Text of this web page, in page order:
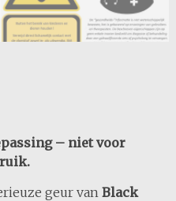
– niet voor
geur van Black